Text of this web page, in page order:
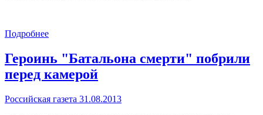
Подробнее
Героинь "Батальона смерти" побрили
перед камерой
Российская газета 31.08.2013